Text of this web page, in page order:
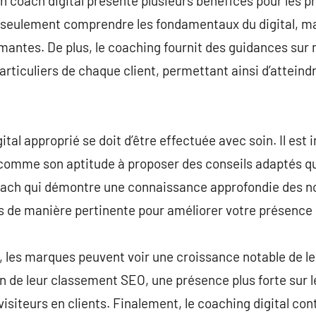
comprendre les fondamentaux du digital,
De plus, le coaching fournit des guidances sur
de chaque client, permettant ainsi
approprié se doit d’être effectuée avec soin. Il est
son aptitude à proposer des conseils adaptés
qui démontre une connaissance approfondie des
manière pertinente pour améliorer votre présence
marques peuvent voir une croissance notable de
leur classement SEO, une présence plus forte sur
en clients. Finalement, le coaching digital